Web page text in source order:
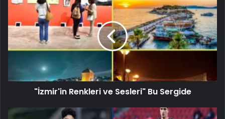
"İzmir'in Renkleri ve Sesleri" Bu Sergide